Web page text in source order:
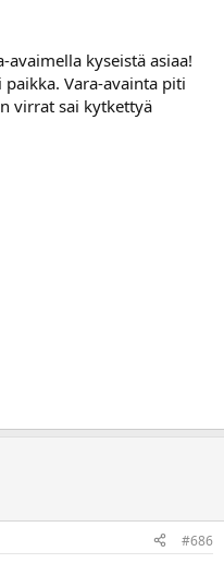
avaimella kyseistä asiaa!
Vara-avainta piti
virrat sai kytkettyä
#686